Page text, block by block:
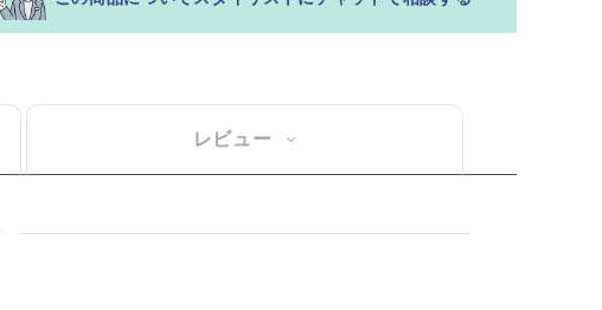
レビュー